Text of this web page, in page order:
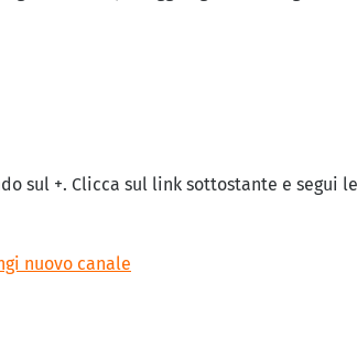
sul +. Clicca sul link sottostante e segui
nuovo canale